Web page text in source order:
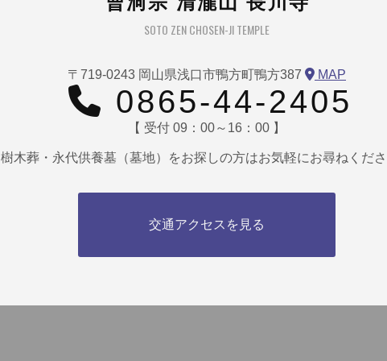
SOTO ZEN CHOSEN-JI TEMPLE
〒719-0243 岡山県浅口市鴨方町鴨方387 MAP
0865-44-2405
【 受付 09：00～16：00 】
樹木葬・永代供養墓（墓地）をお探しの方はお気軽にお尋ねくだ
交通アクセスを見る